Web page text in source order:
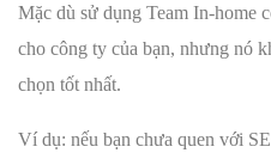
Mặc dù sử dụng Team In-home
cho công ty của bạn, nhưng nó
chọn tốt nhất.
Ví dụ: nếu bạn chưa quen với